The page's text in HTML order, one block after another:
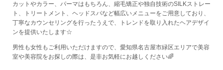
カットやカラー、パーマはもちろん、縮毛矯正や独自技術のSILKストレー
ト、トリートメント、ヘッドスパなど幅広いメニューをご用意しており、
丁寧なカウンセリングを行ったうえで、トレンドを取り入れたヘアデザイ
ンを提供いたします☆
男性も女性もご利用いただけますので、愛知県名古屋市緑区エリアで美容
室や美容院をお探しの際は、是非お気軽にお越しください🌈